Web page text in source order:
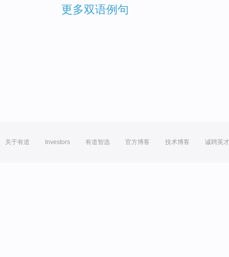
更多双语例句
关于有道 Investors 有道智选 官方博客 技术博客 诚聘英才